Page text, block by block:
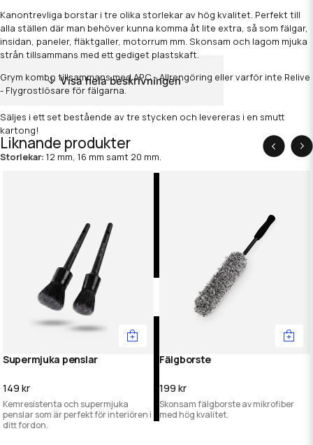
Kanontrevliga borstar i tre olika storlekar av hög kvalitet. Perfekt till
alla ställen där man behöver kunna komma åt lite extra, så som fälgar,
insidan, paneler, fläktgaller, motorrum mm. Skonsam och lagom mjuka
strån tillsammans med ett gediget plastskaft.
Grym kombo tillsammans med APC - Allrengöring eller varför inte Relive
- Flygrostlösare för fälgarna.
Säljes i ett set bestående av tre stycken och levereras i en smutt
kartong!
Storlekar: 12 mm, 16 mm samt 20 mm.
Visa hela beskrivningen
Liknande produkter
Supermjuka penslar
149 kr
Kemresistenta och supermjuka
penslar som är perfekt för interiören i
ditt fordon.
Fälgborste
199 kr
Skonsam fälgborste av mikrofiber
med hög kvalitet.